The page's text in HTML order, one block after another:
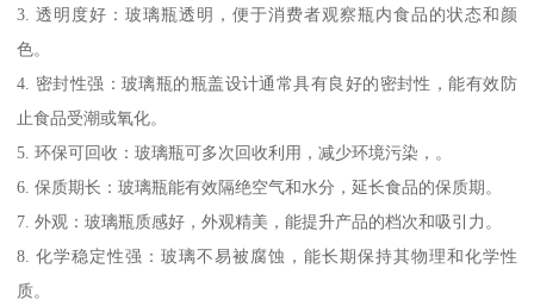
3. 透明度好：玻璃瓶透明，便于消费者观察瓶内食品的状态和颜
色。
4. 密封性强：玻璃瓶的瓶盖设计通常具有良好的密封性，能有效防
止食品受潮或氧化。
5. 环保可回收：玻璃瓶可多次回收利用，减少环境污染，。
6. 保质期长：玻璃瓶能有效隔绝空气和水分，延长食品的保质期。
7. 外观：玻璃瓶质感好，外观精美，能提升产品的档次和吸引力。
8. 化学稳定性强：玻璃不易被腐蚀，能长期保持其物理和化学性
质。